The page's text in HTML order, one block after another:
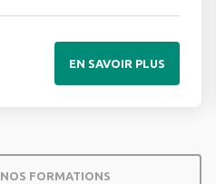
EN SAVOIR PLUS
FORMATIONS